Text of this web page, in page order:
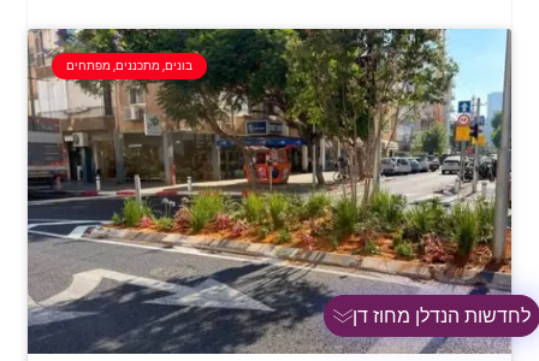
לחדשות הנדלן מחוז דן
בונים, מתכננים, מפתחים